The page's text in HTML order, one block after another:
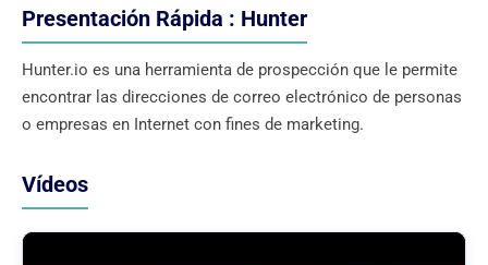
Presentación Rápida : Hunter
Hunter.io es una herramienta de prospección que le permite
encontrar las direcciones de correo electrónico de personas
o empresas en Internet con fines de marketing.
Vídeos